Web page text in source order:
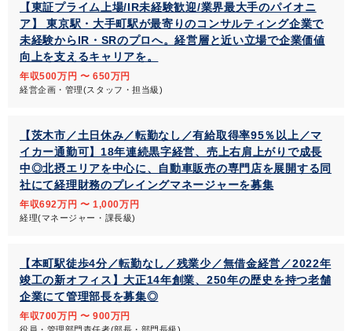
【東証プライム上場/IR未経験歓迎/業界最大手のパイオニ
ア】 東京駅・大手町駅が最寄りのコンサルティング企業で
未経験からIR・SRのプロへ。経営層と近い立場で企業価値
向上を支えるキャリアを。
年収500万円 〜 650万円
経営企画・管理(スタッフ・担当級)
【茨木市／土日休み／転勤なし／有給取得率95％以上／マ
イカー通勤可】18年連続黒字経営、売上右肩上がりで成長
中◎北摂エリアを中心に、自動車販売の専門店を展開する同
社にて経理財務のプレイングマネージャーを募集
年収692万円 〜 1,000万円
経理(マネージャー・課長級)
【本町駅徒歩4分／転勤なし／残業少／無借金経営／2022年
竣工の新オフィス】大正14年創業、250年の歴史を持つ老舗
企業にて管理部長を募集◎
年収700万円 〜 900万円